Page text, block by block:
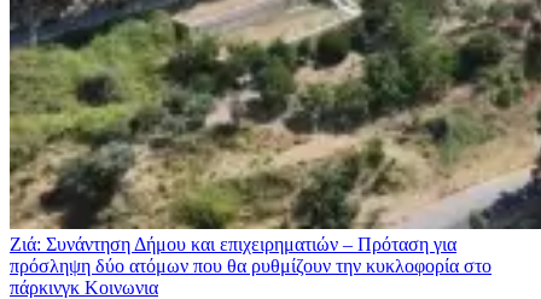
Ζιά: Συνάντηση Δήμου και επιχειρηματιών – Πρόταση για
πρόσληψη δύο ατόμων που θα ρυθμίζουν την κυκλοφορία στο
πάρκινγκ Κοινωνια